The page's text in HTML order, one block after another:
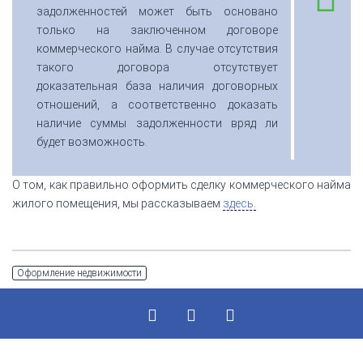
задолженностей может быть основано
только на заключенном договоре
коммерческого найма. В случае отсутствия
такого договора отсутствует
доказательная база наличия договорных
отношений, а соответственно доказать
наличие суммы задолженности вряд ли
будет возможность.
О том, как правильно оформить сделку коммерческого найма
жилого помещения, мы рассказываем здесь.
Оформление недвижимости